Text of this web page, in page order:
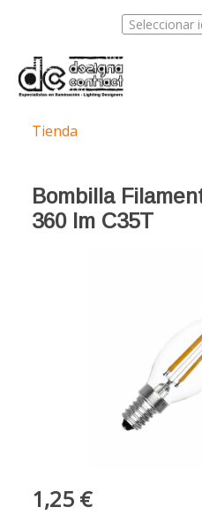
Seleccionar
Tienda
Bombilla
360 lm C35T
1,25 €